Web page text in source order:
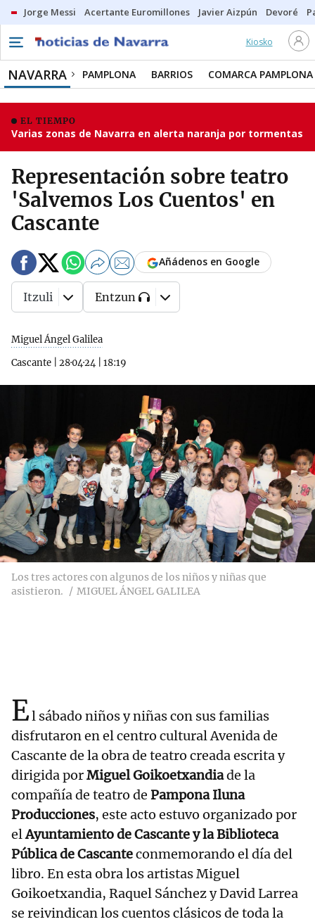
Jorge Messi Acertante Euromillones Javier Aizpún Devoré
Kiosko
NAVARRA PAMPLONA BARRIOS COMARCA PAMPLONA
EL TIEMPO
Varias zonas de Navarra en alerta naranja por tormentas
Representación sobre teatro
'Salvemos Los Cuentos' en
Cascante
Miguel Ángel Galilea
Cascante
28·04·24 18:19
Añádenos en Google
Itzuli Entzun
Los tres actores con algunos de los niños y niñas que
asistieron.
MIGUEL ÁNGEL GALILEA
El sábado niños y niñas con sus familias
disfrutaron en el centro cultural Avenida de
Cascante de la obra de teatro creada escrita y
dirigida porMiguel Goikoetxandiade la
compañía de teatro de Pampona Iluna
Producciones, este acto estuvo organizado por
elAyuntamiento de Cascante y la Biblioteca
Pública de Cascanteconmemorando el día del
libro. En esta obra los artistas Miguel
Goikoetxandia, Raquel Sánchez y David Larrea
se reivindican los cuentos clásicos de toda la